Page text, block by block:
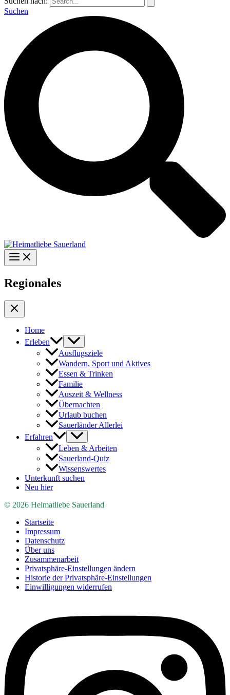
Suchen
Regionales
Home
Erleben
Ausflugsziele
Wandern, Sport und Aktives
Essen & Trinken
Familie
Auszeit & Wellness
Übernachten
Urlaub buchen
Sauerländer Allerlei
Erfahren
Leben & Arbeiten
Sauerland-Quiz
Wissenswertes
Unterkunft suchen
Neu hier
© 2026 Heimatliebe Sauerland
Startseite
Impressum
Datenschutz
Über uns
Zusammenarbeit
Privatsphäre-Einstellungen ändern
Historie der Privatsphäre-Einstellungen
Einwilligungen widerrufen